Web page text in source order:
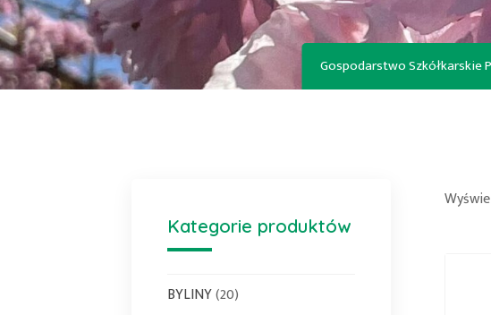
Gospodarstwo Szkółkarskie
Kategorie produktów
BYLINY(20)